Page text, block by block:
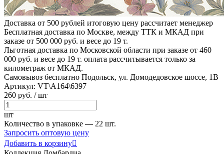
Доставка от 500 рублей итоговую цену рассчитает менеджер
Бесплатная доставка по Москве, между ТТК и МКАД при
заказе от 500 000 руб. и весе до 19 т.
Льготная доставка по Московской области при заказе от 460
000 руб. и весе до 19 т. оплата рассчитывается только за
километраж от МКАД.
Самовывоз бесплатно Подольск, ул. Домодедовское шоссе, 1В
Артикул: VT\A164\6397
260 руб. / шт
шт
Количество в упаковке — 22 шт.
Запросить оптовую цену
Добавить в корзину